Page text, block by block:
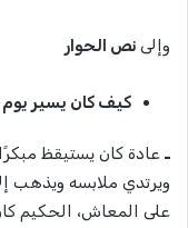
وإلى نص الحوار
كيف كان يسير
ـ عادة كان يستيقظ
ويرتدي ملابسه ويذهب
على المعاش، الحكيم